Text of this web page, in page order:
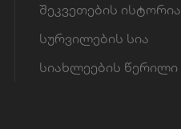
შეკვეთების ისტორია
სურვილების სია
სიახლეების წერილი